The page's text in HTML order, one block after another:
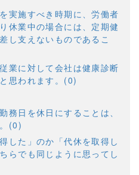
実施すべき時期に、労働者
休業中の場合には、定期健
し支えないものであるこ
業に対して会社は健康診断
思われます。(0)
務日を休日にすることは、
(0)
した」のか「代休を取得し
らでも同じように思ってし